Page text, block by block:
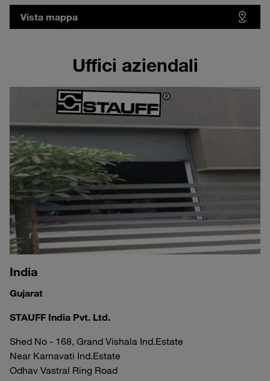
Vista mappa
Uffici aziendali
India
Gujarat
STAUFF India Pvt. Ltd.
Shed No - 168, Grand Vishala Ind.Estate
Near Karnavati Ind.Estate
Odhav Vastral Ring Road